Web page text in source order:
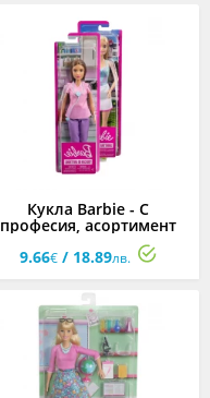
Кукла Barbie - С
професия, асортимент
9.66€ / 18.89лв.